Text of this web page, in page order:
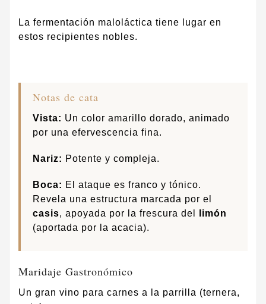
La fermentación maloláctica tiene lugar en
estos recipientes nobles.
Notas de cata
Vista: Un color amarillo dorado, animado
por una efervescencia fina.
Nariz: Potente y compleja.
Boca: El ataque es franco y tónico.
Revela una estructura marcada por el
casis, apoyada por la frescura del
limón
(aportada por la acacia).
Maridaje Gastronómico
Un gran vino para carnes a la parrilla (ternera,